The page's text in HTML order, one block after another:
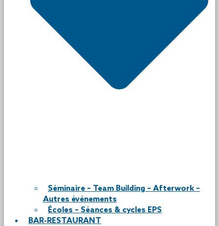
Séminaire – Team Building – Afterwork –
Autres événements
Écoles – Séances & cycles EPS
BAR-RESTAURANT